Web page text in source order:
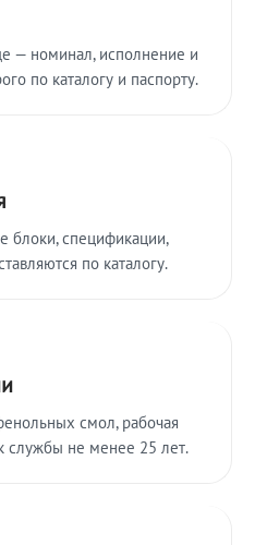
— номинал, исполнение и
по каталогу и паспорту.
блоки, спецификации,
по каталогу.
смол, рабочая
службы не менее 25 лет.